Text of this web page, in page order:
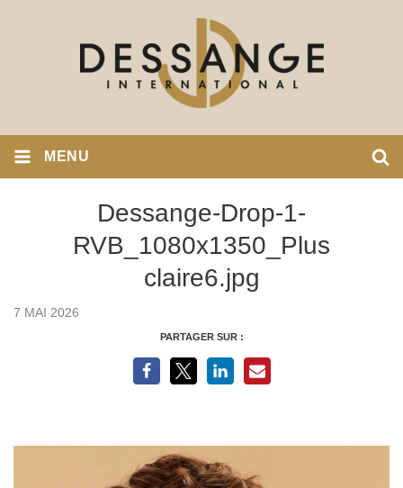
MENU
Dessange-Drop-1-
RVB_1080x1350_Plus
claire6.jpg
7 MAI 2026
PARTAGER SUR :